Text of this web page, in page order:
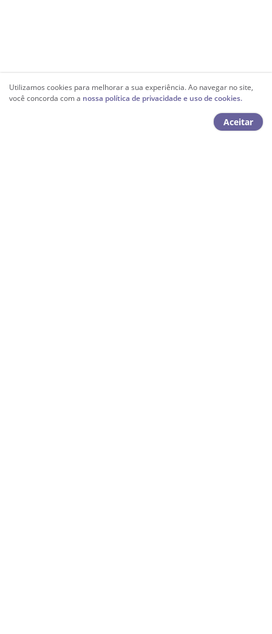
Utilizamos cookies para melhorar a sua experiência. Ao navegar no site,
você concorda com a nossa política de privacidade e uso de cookies.
Aceitar